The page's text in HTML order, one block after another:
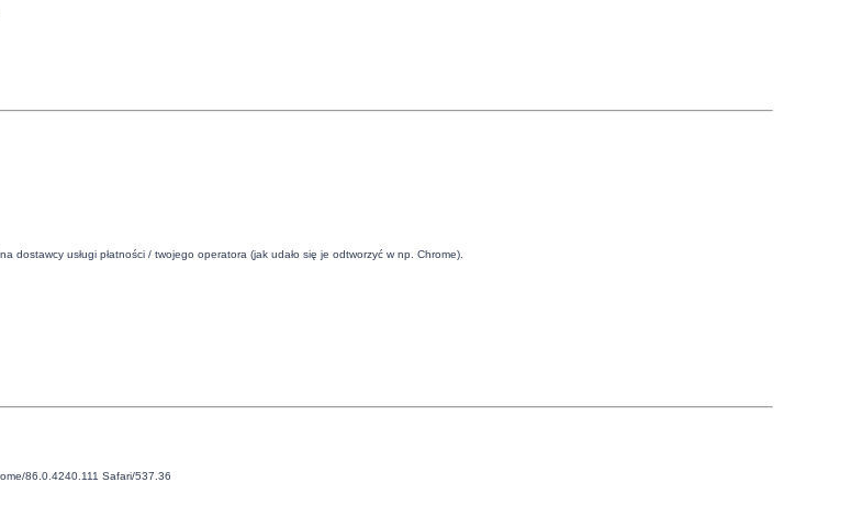
usługi płatności / twojego operatora (jak udało się je odtworzyć w np. Chrome).
86.0.4240.111 Safari/537.36